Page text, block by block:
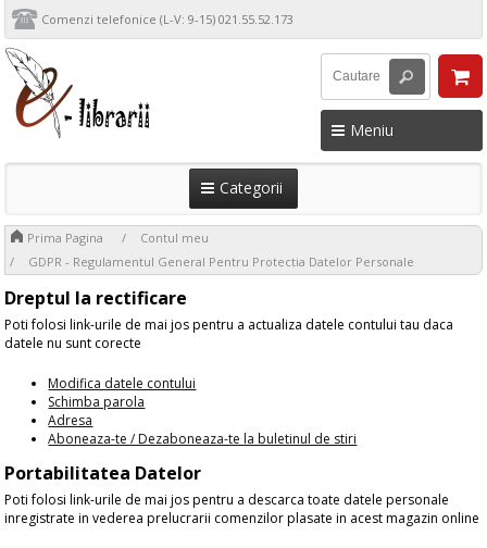
Comenzi telefonice (L-V: 9-15) 021.55.52.173
Meniu
Categorii
Prima Pagina Contul meu
GDPR - Regulamentul General Pentru Protectia Datelor Personale
Dreptul la rectificare
Poti folosi link-urile de mai jos pentru a actualiza datele contului tau daca
datele nu sunt corecte
Modifica datele contului
Schimba parola
Adresa
Aboneaza-te / Dezaboneaza-te la buletinul de stiri
Portabilitatea Datelor
Poti folosi link-urile de mai jos pentru a descarca toate datele personale
inregistrate in vederea prelucrarii comenzilor plasate in acest magazin online